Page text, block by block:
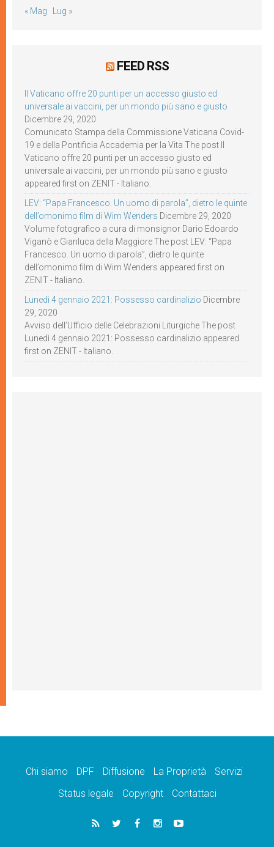
« Mag Lug »
FEED RSS
Il Vaticano offre 20 punti per un accesso giusto ed
universale ai vaccini, per un mondo più sano e giusto
Dicembre 29, 2020
Comunicato Stampa della Commissione Vaticana Covid-
19 e della Pontificia Accademia per la Vita The post Il
Vaticano offre 20 punti per un accesso giusto ed
universale ai vaccini, per un mondo più sano e giusto
appeared first on ZENIT - Italiano.
LEV: “Papa Francesco. Un uomo di parola”, dietro le quinte
dell’omonimo film di Wim Wenders Dicembre 29, 2020
Volume fotografico a cura di monsignor Dario Edoardo
Viganò e Gianluca della Maggiore The post LEV: “Papa
Francesco. Un uomo di parola”, dietro le quinte
dell’omonimo film di Wim Wenders appeared first on
ZENIT - Italiano.
Lunedì 4 gennaio 2021: Possesso cardinalizio Dicembre
29, 2020
Avviso dell’Ufficio delle Celebrazioni Liturgiche The post
Lunedì 4 gennaio 2021: Possesso cardinalizio appeared
first on ZENIT - Italiano.
Chi siamo DPF Diffusione La Proprietà
Servizi
Status legale
Copyright Contattaci